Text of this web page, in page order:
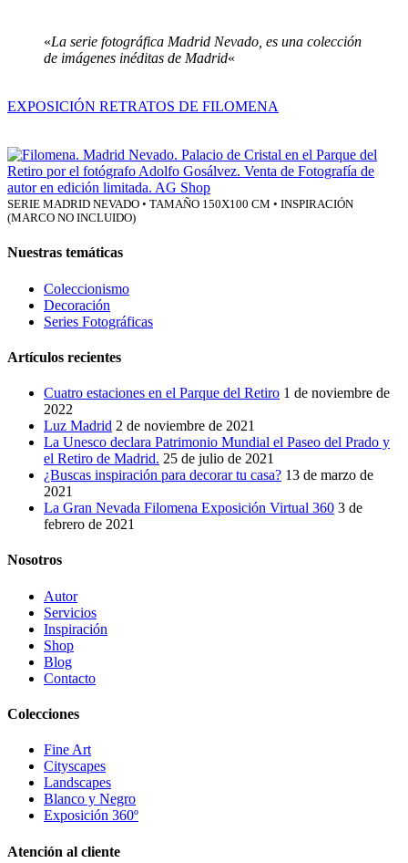
«La serie fotográfica Madrid Nevado, es una colección
de imágenes inéditas de Madrid«
EXPOSICIÓN RETRATOS DE FILOMENA
SERIE MADRID NEVADO • TAMAÑO 150X100 CM • INSPIRACIÓN
(MARCO NO INCLUIDO)
Nuestras temáticas
Coleccionismo
Decoración
Series Fotográficas
Artículos recientes
Cuatro estaciones en el Parque del Retiro 1 de noviembre de
2022
Luz Madrid 2 de noviembre de 2021
La Unesco declara Patrimonio Mundial el Paseo del Prado y
el Retiro de Madrid. 25 de julio de 2021
¿Buscas inspiración para decorar tu casa? 13 de marzo de
2021
La Gran Nevada Filomena Exposición Virtual 360 3 de
febrero de 2021
Nosotros
Autor
Servicios
Inspiración
Shop
Blog
Contacto
Colecciones
Fine Art
Cityscapes
Landscapes
Blanco y Negro
Exposición 360º
Atención al cliente